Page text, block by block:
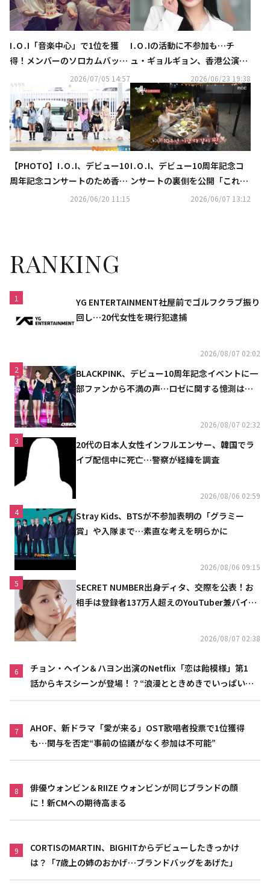
I․O․I「音楽中心」で1位を獲
得！メンバーのソロカムバック
応援…記念ショットを公開
2026/07/05 14:57
I․O․Iの活動に不参加も…チ
ュ・ギョルギョン、香港公演の
会場を訪れメンバーと再会！変
わらぬ友情が話題
2026/06/23 19:38
【PHOTO】I․O․I、デビュー10
周年記念コンサートのため香港
へ出国（動画あり）2026/06/20 11:15
I․O․I、デビュー10周年記念コ
ンサートの裏側を公開「これが
終わりだとは思ってない」
2026/06/07 13:12
RANKING
1
YG ENTERTAINMENT社屋前でゴルフクラブ振り
回し…20代女性を現行犯逮捕
2026/08/07 02:02
2
BLACKPINK、デビュー10周年記念イベントに一
部ファンから不満の声…ロゼに関する憶測は否
2026/08/07 02:32
3
20代の日本人女性インフルエンサー、韓国でラ
イブ配信中に死亡…警察が経緯を調査
2026/08/06 02:59
4
Stray Kids、BTSが不参加表明の「グラミー
賞」や入隊まで…素直な考えを明らかに
2026/08/06 09:15
5
SECRET NUMBER出身ディタ、交際を公表！お
相手は登録者137万人超えのYouTuber兼バイオ
2026/08/07 02:38
6
チョン・ヘイン＆ハヨン出演のNetflix「恋は飴模様」第1
話からキスシーンが登場！？“浪漫とときめきでいっぱいの
7
AHOF、新ドラマ「愛が来る」OST歌唱者投票で1位獲得
も…関与を否定“事前の協議がなく参加は不可能”
8
俳優ウォンビン＆RIIZE ウォンビンが同じブランドの顔
に！新CMへの期待高まる
9
CORTISのMARTIN、BIGHITからデビューしたきっかけ
は？「7歳上の姉のおかげ…ブランドバッグをあげた」